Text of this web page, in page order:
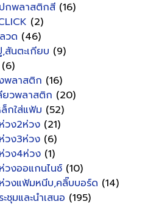
กพลาสติกสี (16)
(2)
วด (46)
สันตะเกียบ (9)
(6)
พลาสติก (16)
ยวพลาสติก (20)
กใส่แฟ้ม (52)
ห่วง2ห่วง (21)
ห่วง3ห่วง (6)
ห่วง4ห่วง (1)
ห่วงออแกนไนซ์ (10)
ห่วงแฟ้มหนีบ,คลิ๊บบอร์ด (14)
มและนำเสนอ (195)